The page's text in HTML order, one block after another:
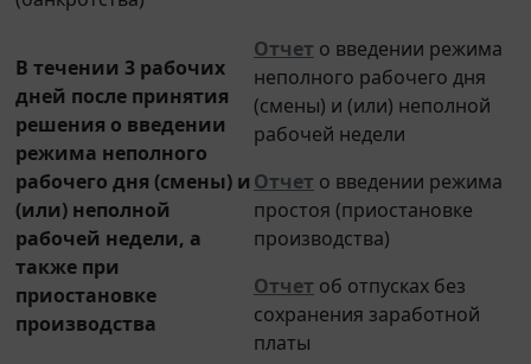
В течении 3 рабочих
дней после принятия
решения о введении
режима неполного
рабочего дня (смены) и
(или) неполной
рабочей недели, а
также при
приостановке
производства
Отчет
неполного рабочего дня
(смены) и (или) неполной
рабочей недели
Отчет
простоя (приостановке
производства)
Отчет
об отпусках без
сохранения заработной
платы